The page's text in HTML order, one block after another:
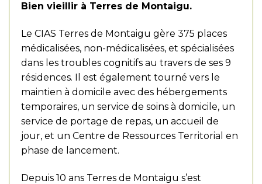
Bien vieillir à Terres de Montaigu.
Le CIAS Terres de Montaigu gère 375 places
médicalisées, non-médicalisées, et spécialisées
dans les troubles cognitifs au travers de ses 9
résidences. Il est également tourné vers le
maintien à domicile avec des hébergements
temporaires, un service de soins à domicile, un
service de portage de repas, un accueil de
jour, et un Centre de Ressources Territorial en
phase de lancement.
Depuis 10 ans Terres de Montaigu s’est